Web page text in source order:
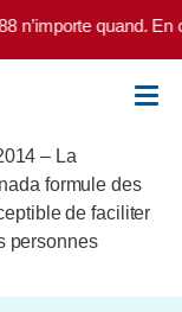
quand. En
– La
formule des
de faciliter
personnes